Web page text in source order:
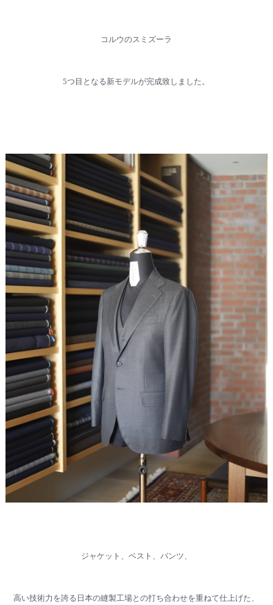
コルウのスミズーラ
5つ目となる新モデルが完成致しました。
ジャケット、ベスト、パンツ、
高い技術力を誇る日本の縫製工場との打ち合わせを重ねて仕上げた、